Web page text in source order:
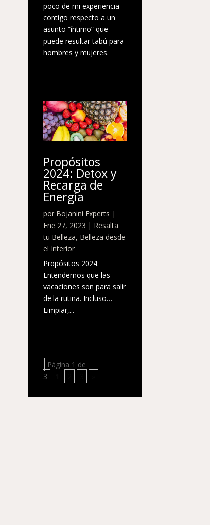
poco de mi experiencia
contigo respecto a un
asunto “íntimo” que
puede resultar tabú para
hombres y mujeres.
Propósitos
2024: Detox y
Recarga de
Energía
por Bojanini Experts |
Ene 27, 2023 | Resalta
tu Belleza, Belleza desde
el Interior
Propósitos 2024:
Entendemos que las
vacaciones son para salir
de la rutina. Incluso…
Limpiar,...
Página 1 de
3